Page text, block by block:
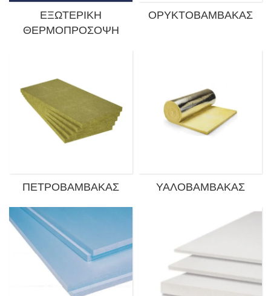
ΕΞΩΤΕΡΙΚΉ
ΘΕΡΜΟΠΡΌΣΟΨΗ
ΟΡΥΚΤΟΒΆΜΒΑΚΑΣ
ΠΕΤΡΟΒΆΜΒΑΚΑΣ ΥΑΛΟΒΆΜΒΑΚΑΣ